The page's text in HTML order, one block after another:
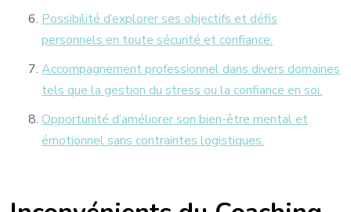
Possibilité d’explorer ses objectifs et défis
personnels en toute sécurité et confiance.
Accompagnement professionnel dans divers domaines
tels que la gestion du stress ou la confiance en soi.
Opportunité d’améliorer son bien-être mental et
émotionnel sans contraintes logistiques.